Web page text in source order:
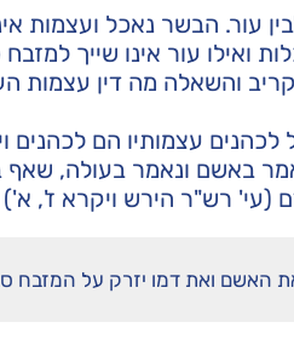
עור. הבשר נאכל ועצמות
ואילו עור אינו שייך
והשאלה מה דין עצמות
עצמותיו הם לכהנים
באשם ונאמר בעולה, שאף
רש"ר הירש ויקרא ז', א')
האשם ואת דמו יזרק על המזבח